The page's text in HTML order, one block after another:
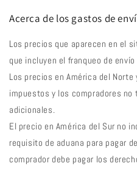
Acerca de los gastos de
Los precios que aparecen en el
que incluyen el franqueo de
Los precios en América del
impuestos y los compradores no
adicionales.
El precio en América del Sur no
requisito de aduana para pagar
comprador debe pagar los